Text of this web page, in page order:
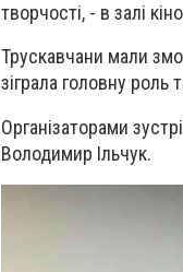
творчості, - в залі
Трускавчани мали
зіграла головну роль
Організаторами
Володимир Ільчук.